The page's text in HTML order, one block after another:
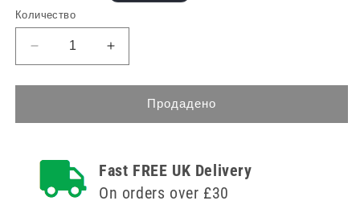
цена
Количество
Намаляване
на
количеството
116cm
Single
Door
Увеличете
количеството
за
116cm
Unit
Door
Trolley
Продадено
Fast FREE UK Delivery
On orders over £30